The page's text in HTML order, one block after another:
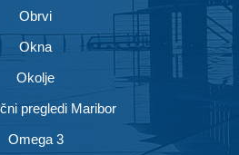
Obrvi
Okna
Okolje
pregledi Maribor
Omega 3